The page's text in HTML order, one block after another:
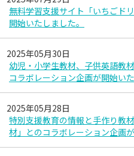
無料学習支援サイト「いちごド
開始いたしました。
2025年05月30日
幼児・小学生教材、子供英語教
コラボレーション企画が開始いた
2025年05月28日
特別支援教育の情報と手作り教
材」とのコラボレーション企画